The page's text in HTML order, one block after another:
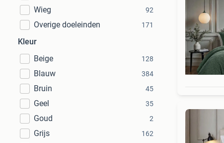
Wieg 92
Overige doeleinden 171
Kleur
Beige
128
Blauw 384
Bruin 45
Geel 35
Goud 2
Grijs 162